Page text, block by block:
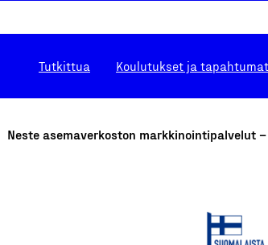
Tutkittua Koulutukset ja tapahtumat
Neste asemaverkoston markkinointipalvelut